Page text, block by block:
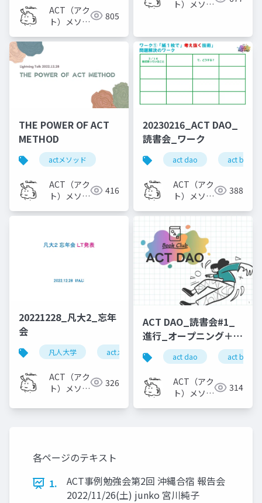
ACT（アク
ト）メソッ
805
ト）メソッ
THE POWER OF ACT
METHOD
actメソッド
ACT（アク
ト）メソッ
416
20230216_ACT DAO_
読書会_ワーク
act dao act book
ACT（アク
ト）メソッ
388
20221228_凡大2_忘年
会
凡人大学 actメソッド
ACT（アク
ト）メソッ
326
ACT DAO_読書会#1_
進行_オープニング＋ク
ロージング
act dao act book
ACT（アク
ト）メソッ
314
各ページのテキスト
1.
ACT事例勉強会第2回 沖縄合宿 報告会
2022/11/26(土) junko 宮川純子